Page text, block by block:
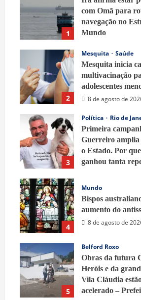
1
com Omã para
navegação no
Mundo
2
Mesquita
Saúde
Mesquita inicia
multivacinação
adolescentes
8 de agosto de
3
Política
Rio de
Primeira
Guerreiro amplia
o Estado. Por
ganhou tanta
4
Mundo
Bispos
aumento do
8 de agosto de
5
Belford Roxo
Obras da futura
Heróis e da
Vila Cláudia
acelerado –